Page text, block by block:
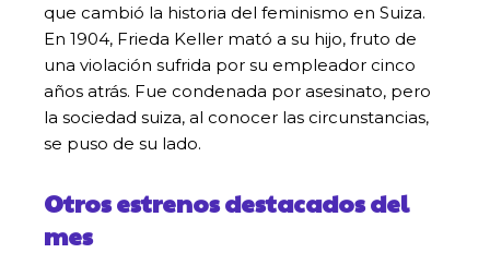
que cambió la historia del feminismo en Suiza.
En 1904, Frieda Keller mató a su hijo, fruto de
una violación sufrida por su empleador cinco
años atrás. Fue condenada por asesinato, pero
la sociedad suiza, al conocer las circunstancias,
se puso de su lado.
Otros estrenos destacados del
mes